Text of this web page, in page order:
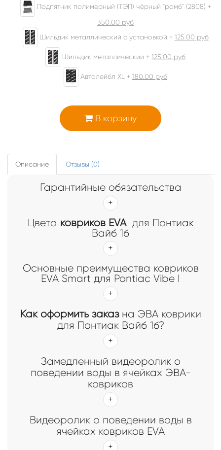
Подпятник полимерный (ТЭП) чёрный "ромб" (2808) +
350.00 руб
Шильдик металлический с установкой + 125.00 руб
Шильдик металлический + 125.00 руб
Автолейбл XL + 180.00 руб
В корзину
Описание Отзывы (0)
Гарантийные обязательства
Цвета ковриков EVAдля Понтиак
Вайб 1б
Основные преимущества ковриков
EVA Smart для Pontiac Vibe I
Как оформить заказна ЭВА коврики
для Понтиак Вайб 1б?
Замедленный видеоролик о
поведении воды в ячейках ЭВА-
ковриков
Видеоролик о поведении воды в
ячейках ковриков EVA